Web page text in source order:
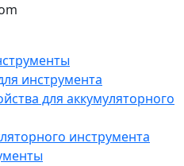
инструмента
для аккумуляторного
инструмента